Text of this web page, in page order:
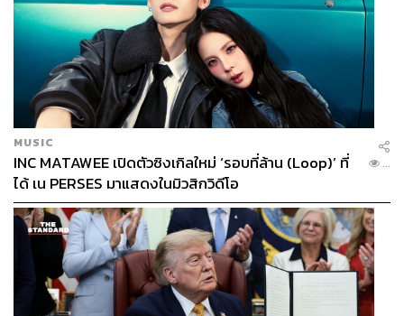
MUSIC
INC MATAWEE เปิดตัวซิงเกิลใหม่ ‘รอบที่ล้าน (Loop)’ ที่
ได้ เน PERSES มาแสดงในมิวสิกวิดีโอ
...